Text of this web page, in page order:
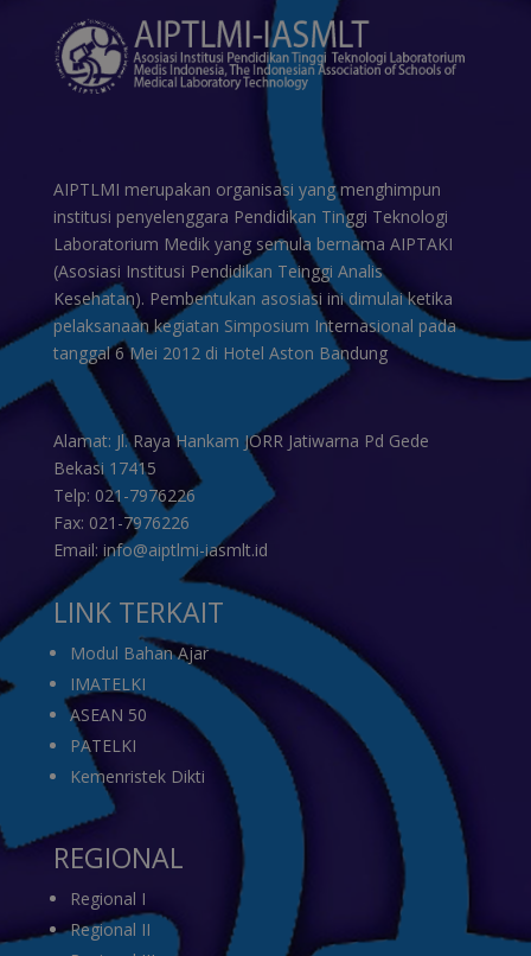
AIPTLMI merupakan organisasi yang menghimpun
institusi penyelenggara Pendidikan Tinggi Teknologi
Laboratorium Medik yang semula bernama AIPTAKI
(Asosiasi Institusi Pendidikan Teinggi Analis
Kesehatan). Pembentukan asosiasi ini dimulai ketika
pelaksanaan kegiatan Simposium Internasional pada
tanggal 6 Mei 2012 di Hotel Aston Bandung
Alamat: Jl. Raya Hankam JORR Jatiwarna Pd Gede
Bekasi 17415
Telp: 021-7976226
Fax: 021-7976226
Email: info@aiptlmi-iasmlt.id
LINK TERKAIT
Modul Bahan Ajar
IMATELKI
ASEAN 50
PATELKI
Kemenristek Dikti
REGIONAL
Regional I
Regional II